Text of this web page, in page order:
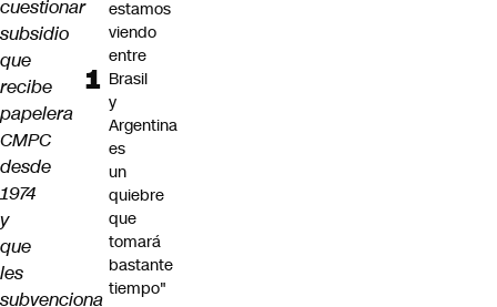
cuestionar
subsidio
que
recibe
papelera
CMPC
desde
1974
y
que
les
subvenciona
estamos
viendo
entre
Brasil
y
Argentina
es
un
quiebre
que
tomará
bastante
tiempo"